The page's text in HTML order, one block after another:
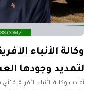
وكالة الأنباء
لتمديد وجودها
أفادت وكالة الأنباء الأفريقية